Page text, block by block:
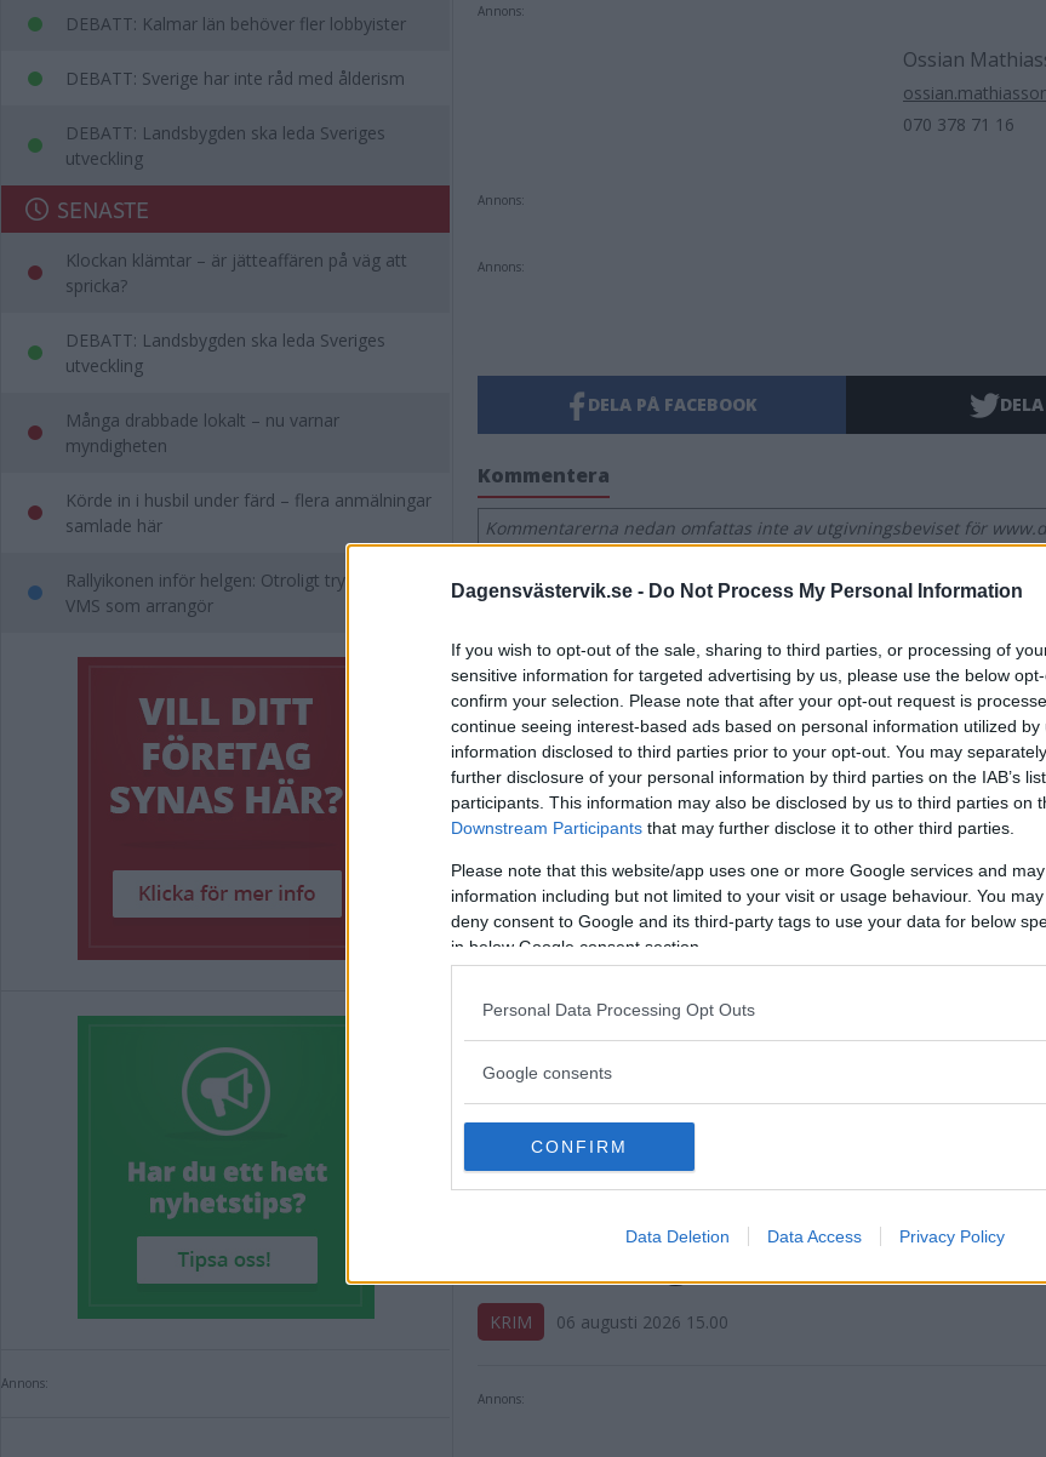
Dagensvästervik.se - Do Not Process My Personal Information
If you wish to opt-out of the sale, sharing to third parties, or processing of
sensitive information for targeted advertising by us, please use the below
confirm your selection. Please note that after your opt-out request is
continue seeing interest-based ads based on personal information utilized by
information disclosed to third parties prior to your opt-out. You may
further disclosure of your personal information by third parties on the IAB’s
participants. This information may also be disclosed by us to third parties on
Downstream Participants that may further disclose it to other third parties.
Please note that this website/app uses one or more Google services and
information including but not limited to your visit or usage behaviour. You
deny consent to Google and its third-party tags to use your data for below
in below Google consent section.
Personal Data Processing Opt Outs
Google consents
CONFIRM
Data Deletion Data Access Privacy Policy
DEBATT: Kalmar län behöver fler lobbyister
DEBATT: Sverige har inte råd med ålderism
DEBATT: Landsbygden ska leda Sveriges
utveckling
SENASTE
Klockan klämtar – är jätteaffären på väg att
spricka?
DEBATT: Landsbygden ska leda Sveriges
utveckling
Många drabbade lokalt – nu varnar
myndigheten
Körde in i husbil under färd – flera anmälningar
samlade här
Rallyikonen inför helgen: Otroligt trygg med
VMS som arrangör
Annons:
Annons:
Ossian
070 378 71 16
Annons:
Annons:
DELA PÅ FACEBOOK
Kommentera
Kommentarerna nedan omfattas inte av utgivningsbeviset för
Körde in i husbil under färd
anmälningar samlade här
KRIM 06 augusti 2026 15.00
Annons: